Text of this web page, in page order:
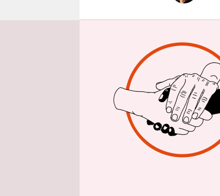
Ein
auch nicht
braucht
„Danke
es
So war es
Schüler
Stück
nur) der
führen